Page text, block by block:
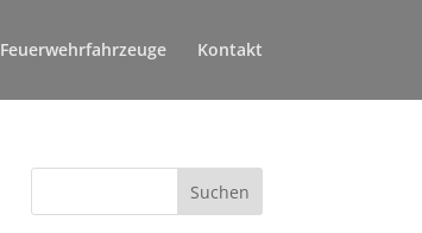
Feuerwehrfahrzeuge Kontakt